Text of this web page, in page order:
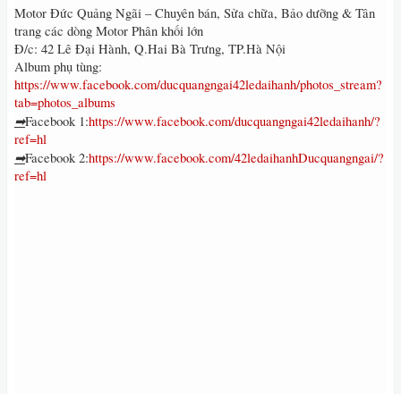
Motor Đức Quảng Ngãi – Chuyên bán, Sửa chữa, Bảo dưỡng & Tân
trang các dòng Motor Phân khối lớn
Đ/c: 42 Lê Đại Hành, Q.Hai Bà Trưng, TP.Hà Nội
Album phụ tùng:
https://www.facebook.com/ducquangngai42ledaihanh/photos_stream?
tab=photos_albums
➡Facebook 1:https://www.facebook.com/ducquangngai42ledaihanh/?
ref=hl
➡Facebook 2:https://www.facebook.com/42ledaihanhDucquangngai/?
ref=hl